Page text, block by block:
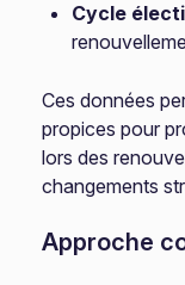
Cycle
Ces données
propices pour
lors des
changements
Approche